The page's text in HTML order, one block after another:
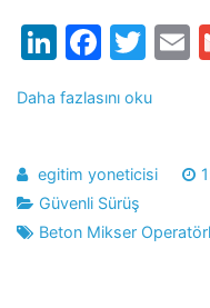
LinkedIn
Daha fazlasını oku
egitim yoneticisi
Güvenli Sürüş
Beton Mikser